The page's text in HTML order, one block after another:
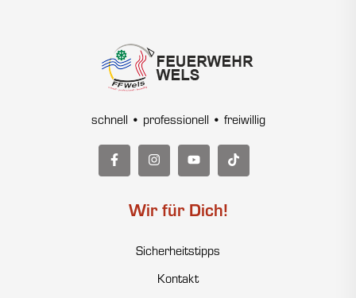
schnell • professionell • freiwillig
Wir für Dich!
Sicherheitstipps
Kontakt